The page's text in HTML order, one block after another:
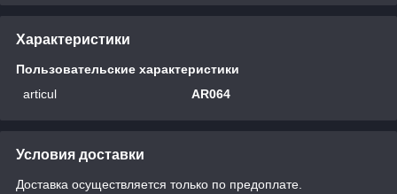
Характеристики
Пользовательские характеристики
articul
AR064
Условия доставки
Доставка осуществляется только по предоплате.